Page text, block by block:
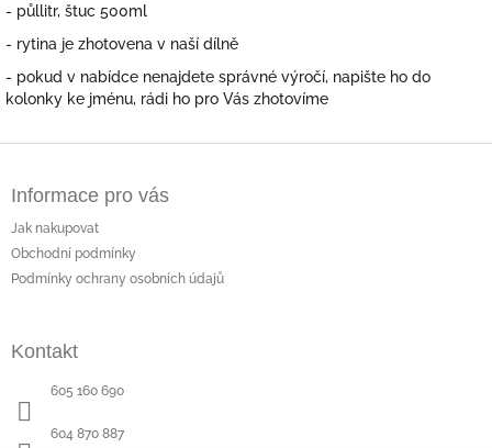
- půllitr, štuc 500ml
- rytina je zhotovena v naší dílně
- pokud v nabídce nenajdete správné výročí, napište ho do
kolonky ke jménu, rádi ho pro Vás zhotovíme
Informace pro vás
Jak nakupovat
Obchodní podmínky
Podmínky ochrany osobních údajů
Kontakt
605 160 690
604 870 887